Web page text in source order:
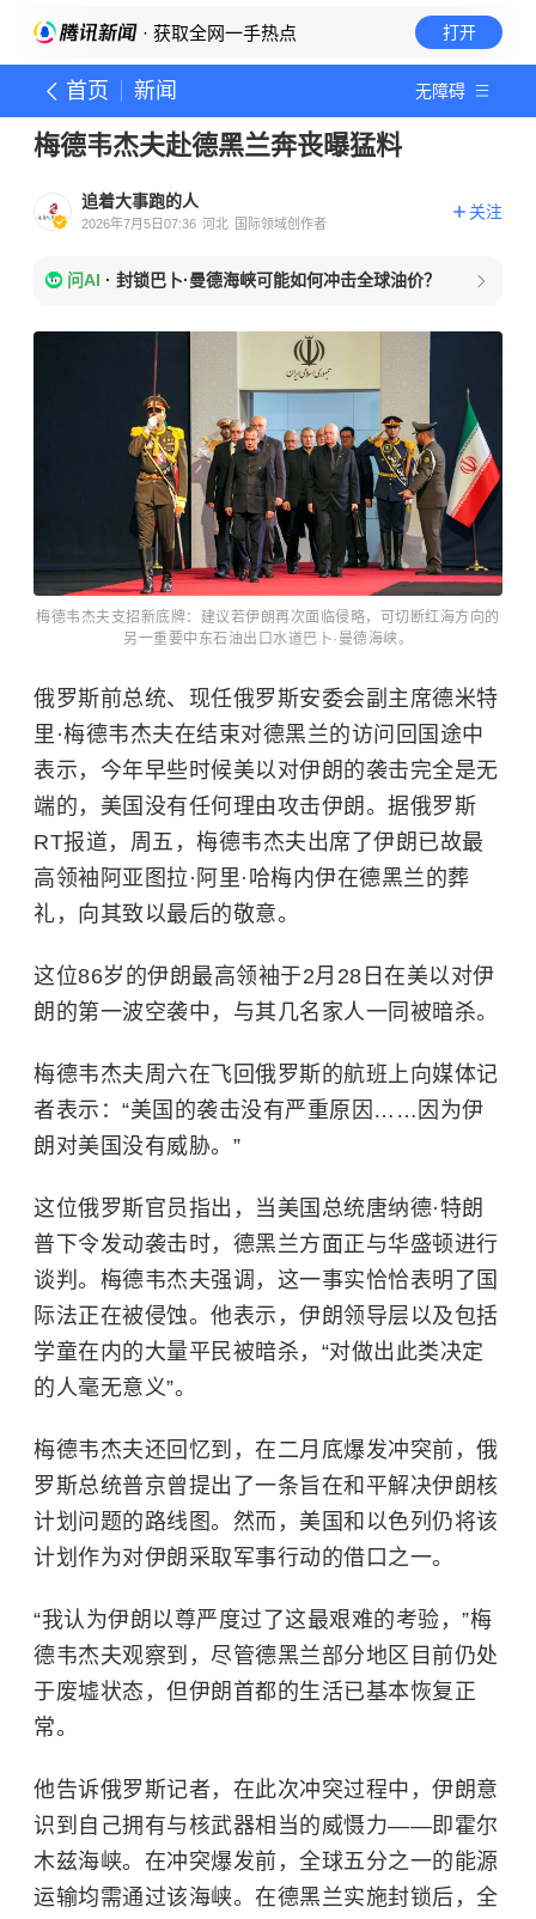
· 获取全网一手热点 打开
首页 新闻 无障碍
梅德韦杰夫赴德黑兰奔丧曝猛料
追着大事跑的人
2026年7月5日07:36 河北 国际领域创作者
关注
问AI · 封锁巴卜·曼德海峡可能如何冲击全球油价？
梅德韦杰夫支招新底牌：建议若伊朗再次面临侵略，可切断红海方向的
另一重要中东石油出口水道巴卜·曼德海峡。
俄罗斯前总统、现任俄罗斯安委会副主席德米特
里·梅德韦杰夫在结束对德黑兰的访问回国途中
表示，今年早些时候美以对伊朗的袭击完全是无
端的，美国没有任何理由攻击伊朗。据俄罗斯
RT报道，周五，梅德韦杰夫出席了伊朗已故最
高领袖阿亚图拉·阿里·哈梅内伊在德黑兰的葬
礼，向其致以最后的敬意。
这位86岁的伊朗最高领袖于2月28日在美以对伊
朗的第一波空袭中，与其几名家人一同被暗杀。
梅德韦杰夫周六在飞回俄罗斯的航班上向媒体记
者表示：“美国的袭击没有严重原因……因为伊
朗对美国没有威胁。”
这位俄罗斯官员指出，当美国总统唐纳德·特朗
普下令发动袭击时，德黑兰方面正与华盛顿进行
谈判。梅德韦杰夫强调，这一事实恰恰表明了国
际法正在被侵蚀。他表示，伊朗领导层以及包括
学童在内的大量平民被暗杀，“对做出此类决定
的人毫无意义”。
梅德韦杰夫还回忆到，在二月底爆发冲突前，俄
罗斯总统普京曾提出了一条旨在和平解决伊朗核
计划问题的路线图。然而，美国和以色列仍将该
计划作为对伊朗采取军事行动的借口之一。
“我认为伊朗以尊严度过了这最艰难的考验，”梅
德韦杰夫观察到，尽管德黑兰部分地区目前仍处
于废墟状态，但伊朗首都的生活已基本恢复正
常。
他告诉俄罗斯记者，在此次冲突过程中，伊朗意
识到自己拥有与核武器相当的威慑力——即霍尔
木兹海峡。在冲突爆发前，全球五分之一的能源
运输均需通过该海峡。在德黑兰实施封锁后，全